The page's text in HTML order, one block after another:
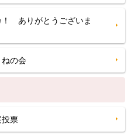
！ ありがとうございま
の会
票